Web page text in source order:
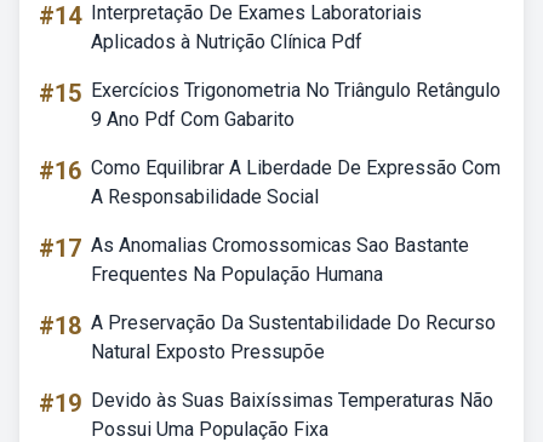
#14 Interpretação De Exames Laboratoriais
Aplicados à Nutrição Clínica Pdf
#15 Exercícios Trigonometria No Triângulo Retângulo
9 Ano Pdf Com Gabarito
#16 Como Equilibrar A Liberdade De Expressão Com
A Responsabilidade Social
#17 As Anomalias Cromossomicas Sao Bastante
Frequentes Na População Humana
#18 A Preservação Da Sustentabilidade Do Recurso
Natural Exposto Pressupõe
#19 Devido às Suas Baixíssimas Temperaturas Não
Possui Uma População Fixa